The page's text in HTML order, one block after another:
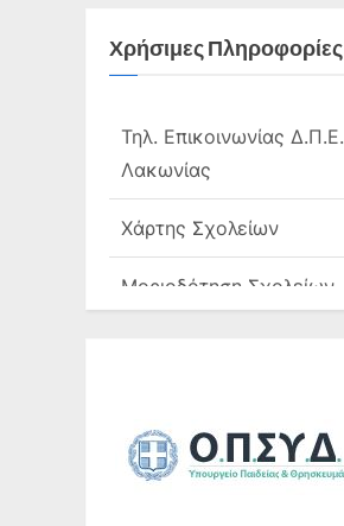
Χρήσιμες Πληροφορίες
Τηλ. Επικοινωνίας Δ.Π.Ε.
Λακωνίας
Χάρτης Σχολείων
Μοριοδότηση Σχολείων
Σχολικών Μονάδων